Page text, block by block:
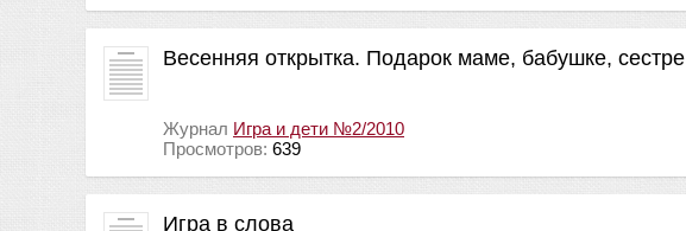
Весенняя открытка. Подарок маме, бабушке, сестре
Журнал Игра и дети №2/2010
Просмотров: 639
Игра в слова